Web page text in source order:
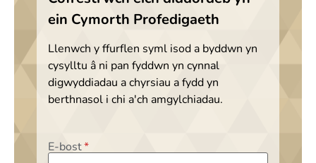
ein Cymorth Profedigaeth
Llenwch y ffurflen syml isod a byddwn yn
cysylltu â ni pan fyddwn yn cynnal
digwyddiadau a chyrsiau a fydd yn
berthnasol i chi a'ch amgylchiadau.
E-bost